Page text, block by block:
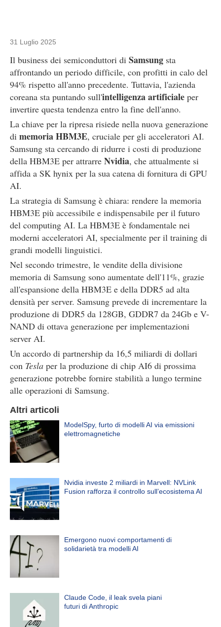
31 Luglio 2025
Il business dei semiconduttori di Samsung sta
affrontando un periodo difficile, con profitti in calo del
94% rispetto all'anno precedente. Tuttavia, l'azienda
coreana sta puntando sull'intelligenza artificiale per
invertire questa tendenza entro la fine dell'anno.
La chiave per la ripresa risiede nella nuova generazione
di memoria HBM3E, cruciale per gli acceleratori AI.
Samsung sta cercando di ridurre i costi di produzione
della HBM3E per attrarre Nvidia, che attualmente si
affida a SK hynix per la sua catena di fornitura di GPU
AI.
La strategia di Samsung è chiara: rendere la memoria
HBM3E più accessibile e indispensabile per il futuro
del computing AI. La HBM3E è fondamentale nei
moderni acceleratori AI, specialmente per il training di
grandi modelli linguistici.
Nel secondo trimestre, le vendite della divisione
memoria di Samsung sono aumentate dell'11%, grazie
all'espansione della HBM3E e della DDR5 ad alta
densità per server. Samsung prevede di incrementare la
produzione di DDR5 da 128GB, GDDR7 da 24Gb e V-
NAND di ottava generazione per implementazioni
server AI.
Un accordo di partnership da 16,5 miliardi di dollari
con Tesla per la produzione di chip AI6 di prossima
generazione potrebbe fornire stabilità a lungo termine
alle operazioni di Samsung.
Altri articoli
ModelSpy, furto di modelli AI via emissioni
elettromagnetiche
Nvidia investe 2 miliardi in Marvell: NVLink
Fusion rafforza il controllo sull’ecosistema AI
Emergono nuovi comportamenti di
solidarietà tra modelli AI
Claude Code, il leak svela piani
futuri di Anthropic